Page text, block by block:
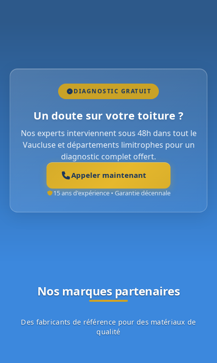
DIAGNOSTIC GRATUIT
Un doute sur votre toiture ?
Nos experts interviennent sous 48h dans tout le
Vaucluse et départements limitrophes pour un
diagnostic complet offert.
Appeler maintenant
15 ans d'expérience • Garantie décennale
Nos marques partenaires
Des fabricants de référence pour des matériaux de
qualité